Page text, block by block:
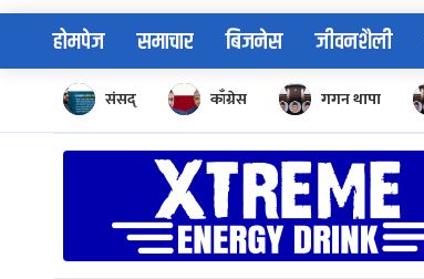
होमपेज समाचार बिजनेस जीवनशैली
संसद् काँग्रेस गगन थापा